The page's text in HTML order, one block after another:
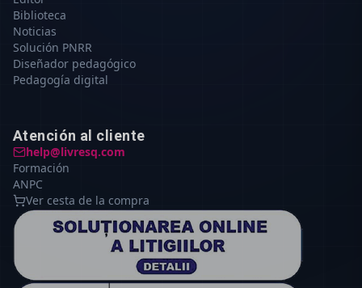
Biblioteca
Noticias
Solución PNRR
Diseñador pedagógico
Pedagogía digital
Atención al cliente
help@livresq.com
Formación
ANPC
Ver cesta de la compra